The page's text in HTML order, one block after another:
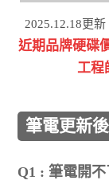
2025.12.18更
近期品牌硬碟
⼯程
筆電更新
Q1 : 筆電開